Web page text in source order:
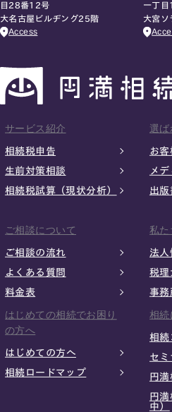
目28番12号
大名古屋ビルヂング25階
Access
一丁
大宮
サービス紹介
相続税申告
生前対策相談
相続税試算（現状分析）
選ば
お客
メ
出版
ご相談について
ご相談の流れ
よくある質問
料金表
私た
法人
税理
事務
はじめての相続でお困り
の方へ
はじめての方へ
相続ロードマップ
相続
相続
セミ
円
円
中）